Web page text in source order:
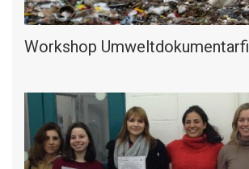
Workshop